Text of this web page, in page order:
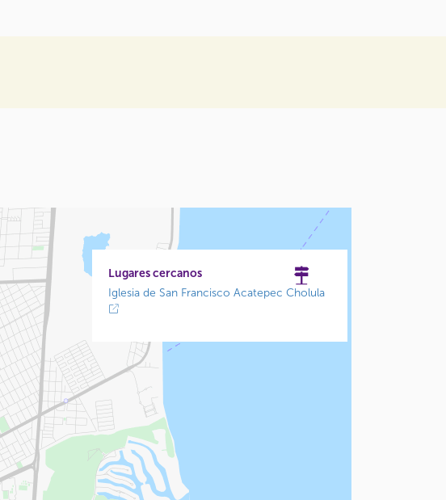
Lugares cercanos
Iglesia de San Francisco Acatepec Cholula